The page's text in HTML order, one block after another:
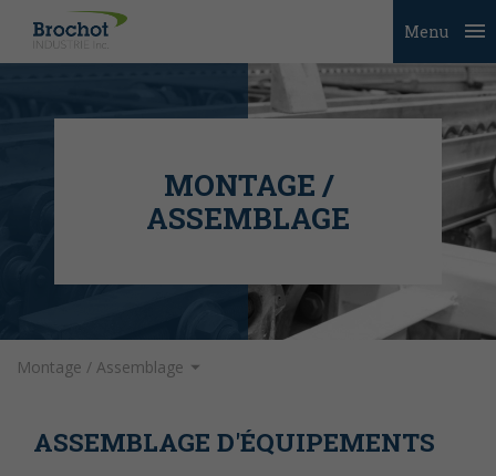
Menu
MONTAGE /
ASSEMBLAGE
Montage / Assemblage
ASSEMBLAGE D'ÉQUIPEMENTS